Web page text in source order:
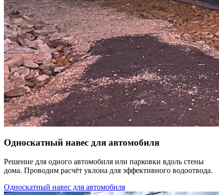
Односкатный навес для автомобиля
Решение для одного автомобиля или парковки вдоль стены
дома. Проводим расчёт уклона для эффективного водоотвода.
Односкатный навес для автомобиля